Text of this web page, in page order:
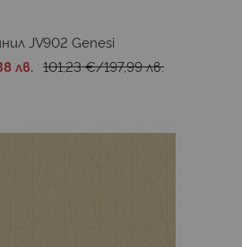
JV902 Genesi
лв. 101,23 €/197,99 лв.